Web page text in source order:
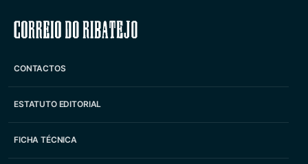
Correio do Ribatejo
CONTACTOS
ESTATUTO EDITORIAL
FICHA TÉCNICA